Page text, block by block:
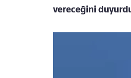
vereceğini